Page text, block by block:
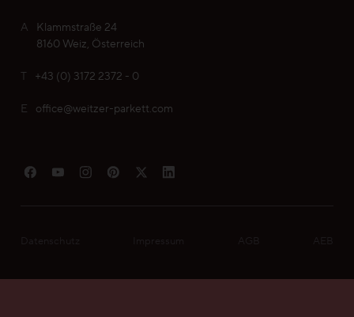
Sprache wählen (
A
Klammstraße 24
8160 Weiz, Österreich
T +43 (0) 3172 2372 - 0
E office@weitzer-parkett.com
© 2026 Weitzer Parkett Vertriebs GmbH